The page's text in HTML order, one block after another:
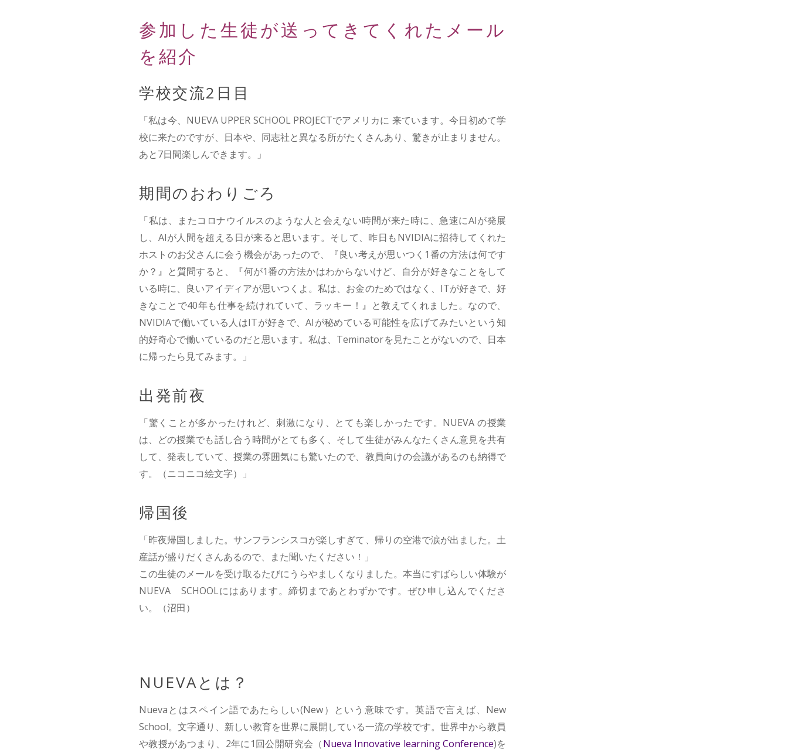
参加した生徒が送ってきてくれたメール
を紹介
学校交流2日目
「私は今、NUEVA UPPER SCHOOL PROJECTでアメリカに 来ています。今日初めて学
校に来たのですが、日本や、同志社と異なる所がたくさんあり、驚きが止まりません。
あと7日間楽しんできます。」
期間のおわりごろ
「私は、またコロナウイルスのような人と会えない時間が来た時に、急速にAIが発展
し、AIが人間を超える日が来ると思います。そして、昨日もNVIDIAに招待してくれた
ホストのお父さんに会う機会があったので、『良い考えが思いつく1番の方法は何です
か？』と質問すると、『何が1番の方法かはわからないけど、自分が好きなことをして
いる時に、良いアイディアが思いつくよ。私は、お金のためではなく、ITが好きで、好
きなことで40年も仕事を続けれていて、ラッキー！』と教えてくれました。なので、
NVIDIAで働いている人はITが好きで、AIが秘めている可能性を広げてみたいという知
的好奇心で働いているのだと思います。私は、Teminatorを見たことがないので、日本
に帰ったら見てみます。」
出発前夜
「驚くことが多かったけれど、刺激になり、とても楽しかったです。NUEVA の授業
は、どの授業でも話し合う時間がとても多く、そして生徒がみんなたくさん意見を共有
して、発表していて、授業の雰囲気にも驚いたので、教員向けの会議があるのも納得で
す。（ニコニコ絵文字）」
帰国後
「昨夜帰国しました。サンフランシスコが楽しすぎて、帰りの空港で涙が出ました。土
産話が盛りだくさんあるので、また聞いたください！」
この生徒のメールを受け取るたびにうらやましくなりました。本当にすばらしい体験が
NUEVA SCHOOLにはあります。締切まであとわずかです。ぜひ申し込んでくださ
い。（沼田）
NUEVAとは？
Nuevaとはスペイン語であたらしい(New）という意味です。英語で言えば、New
School。文字通り、新しい教育を世界に展開している一流の学校です。世界中から教員
や教授があつまり、2年に1回公開研究会（Nueva Innovative learning Conference)を